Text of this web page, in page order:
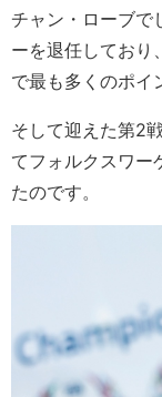
チャン・ローブで
ーを退任しており
で最も多くのポイ
そして迎えた第2
てフォルクスワー
たのです。